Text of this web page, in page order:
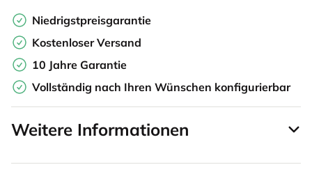
Niedrigstpreisgarantie
Kostenloser Versand
10 Jahre Garantie
Vollständig nach Ihren Wünschen konfigurierbar
Weitere Informationen